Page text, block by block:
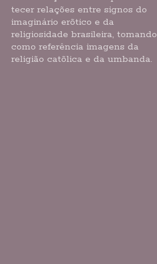
tecer relações entre signos do
imaginário erõtico e da
religiosidade brasileira, tomando
como referência imagens da
religião catõlica e da umbanda.